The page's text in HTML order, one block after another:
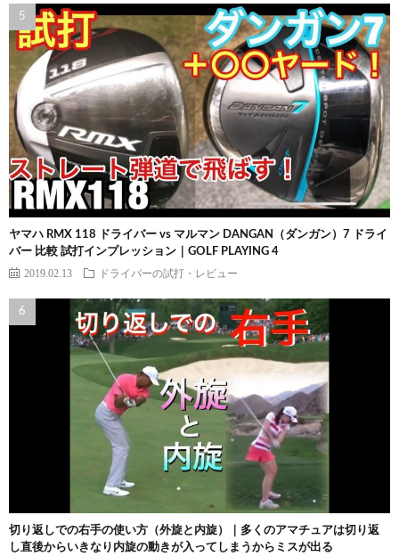
ヤマハ RMX 118 ドライバー vs マルマン DANGAN（ダンガン）7 ドライ
バー 比較 試打インプレッション｜GOLF PLAYING 4
2019.02.13 ドライバーの試打・レビュー
切り返しでの右手の使い方（外旋と内旋）｜多くのアマチュアは切り返
し直後からいきなり内旋の動きが入ってしまうからミスが出る